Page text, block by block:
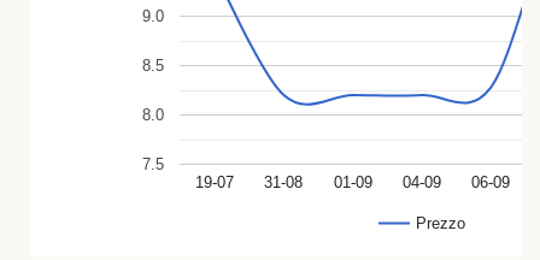
Prezzo
19-07 31-08 01-09 04-09 06-09
7.5
8.0
8.5
9.0